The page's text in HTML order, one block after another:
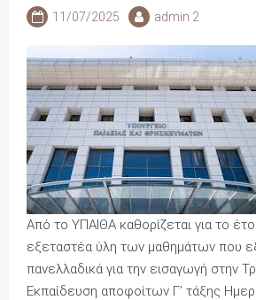
11/07/2025 admin 2
Από το ΥΠΑΙΘΑ καθορίζεται για το
εξεταστέα ύλη των μαθημάτων που
πανελλαδικά για την εισαγωγή στην
Εκπαίδευση αποφοίτων Γ’ τάξης